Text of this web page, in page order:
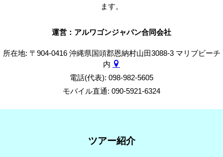
ます。
運営：アルワゴンジャパン合同会社
所在地: 〒904-0416 沖縄県国頭郡恩納村山田3088-3 マリブビーチ
内
電話(代表): 098-982-5605
モバイル直通: 090-5921-6324
ツアー紹介